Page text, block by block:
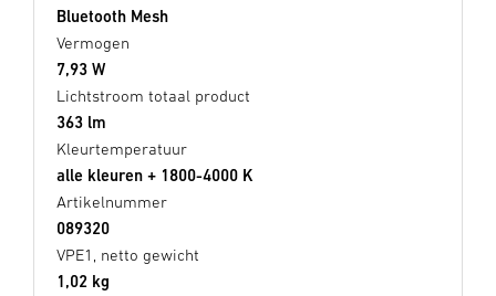
Bluetooth Mesh
Vermogen
7,93 W
Lichtstroom totaal product
363 lm
Kleurtemperatuur
alle kleuren + 1800-4000 K
Artikelnummer
089320
VPE1, netto gewicht
1,02 kg